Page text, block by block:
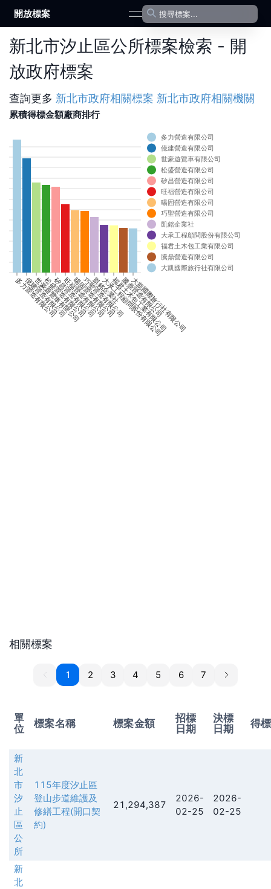
開放標案 open navigation menu
新北市汐止區公所標案檢索 - 開
放政府標案
查詢更多 新北市政府相關標案 新北市政府相關機關
累積得標金額廠商排行
多力營造有限公司
億建營造有限公司
世豪遊覽車有限公司
松盛營造有限公司
矽昌營造有限公司
旺福營造有限公司
暘固營造有限公司
巧聖營造有限公司
凱銘企業社
大承工程顧問股份有限公司
福君土木包工業有限公司
騰鼎營造有限公司
大凱國際旅行社有限公司
多力營造有限公司
億建營造有限公司
世豪遊覽車有限公司
松盛營造有限公司
矽昌營造有限公司
旺福營造有限公司
暘固營造有限公司
巧聖營造有限公司
凱銘企業社
大承工程顧問股份有限公司
福君土木包工業有限公司
騰鼎營造有限公司
大凱國際旅行社有限公司
相關標案
11 2 3 4 5 6 7
單
位
標案名稱 標案金額
招標
日期
決標
日期
得
新
北
市
汐
止
區
公
所
115年度汐止區
登山步道維護及
修繕工程(開口契
約)
21,294,387
2026-
02-25
2026-
02-25
新
北